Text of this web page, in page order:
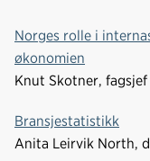
Norges rolle i
økonomien
Knut Skotner,
Bransjestatistikk
Anita Leirvik North,